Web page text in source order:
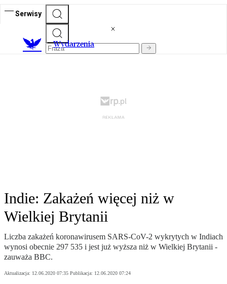
Serwisy
Wydarzenia
Indie: Zakażeń więcej niż w
Wielkiej Brytanii
Liczba zakażeń koronawirusem SARS-CoV-2 wykrytych w Indiach
wynosi obecnie 297 535 i jest już wyższa niż w Wielkiej Brytanii -
zauważa BBC.
Aktualizacja: 12.06.2020 07:35 Publikacja: 12.06.2020 07:24